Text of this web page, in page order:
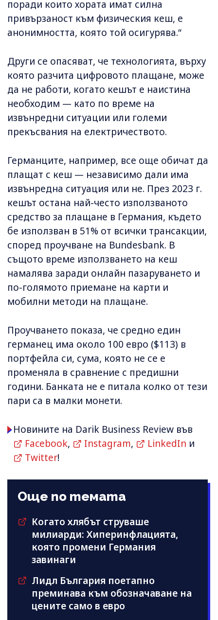
поради които хората имат силна
привързаност към физическия кеш, е
анонимността, която той осигурява.“
Други се опасяват, че технологията, върху
която разчита цифровото плащане, може
да не работи, когато кешът е наистина
необходим — като по време на
извънредни ситуации или големи
прекъсвания на електричеството.
Германците, например, все още обичат да
плащат с кеш — независимо дали има
извънредна ситуация или не. През 2023 г.
кешът остана най-често използваното
средство за плащане в Германия, където
бе използван в 51% от всички трансакции,
според проучване на Bundesbank. В
същото време използването на кеш
намалява заради онлайн пазаруването и
по-голямото приемане на карти и
мобилни методи на плащане.
Проучването показа, че средно един
германец има около 100 евро ($113) в
портфейла си, сума, която не се е
променяла в сравнение с предишни
години. Банката не е питала колко от тези
пари са в малки монети.
Новините на Darik Business Review във
Facebook, Instagram, LinkedIn и
Twitter!
Още по темата
Когато хлябът струваше
милиарди: Хиперинфлацията,
която промени Германия
завинаги
Лидл България поетапно
преминава към обозначаване на
цените само в евро